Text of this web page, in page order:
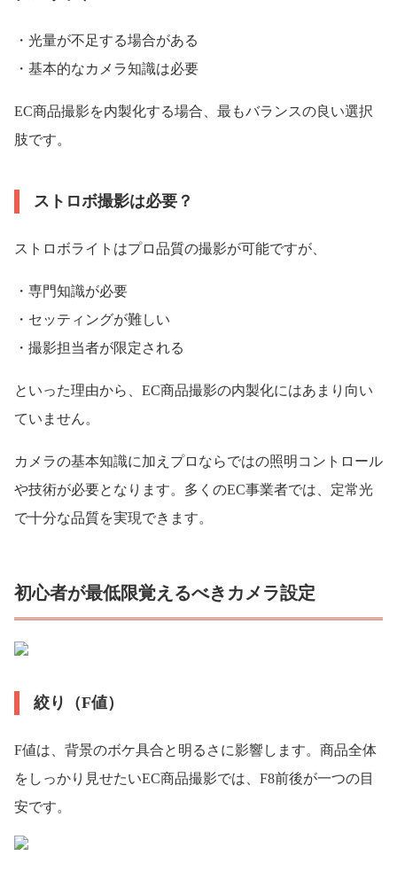
・光量が不足する場合がある
・基本的なカメラ知識は必要
EC商品撮影を内製化する場合、最もバランスの良い選択
肢です。
ストロボ撮影は必要？
ストロボライトはプロ品質の撮影が可能ですが、
・専門知識が必要
・セッティングが難しい
・撮影担当者が限定される
といった理由から、EC商品撮影の内製化にはあまり向い
ていません。
カメラの基本知識に加えプロならではの照明コントロール
や技術が必要となります。多くのEC事業者では、定常光
で十分な品質を実現できます。
初心者が最低限覚えるべきカメラ設定
絞り（F値）
F値は、背景のボケ具合と明るさに影響します。商品全体
をしっかり見せたいEC商品撮影では、F8前後が一つの目
安です。